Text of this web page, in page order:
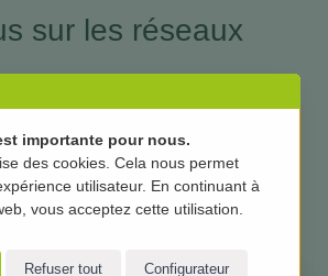
sur les réseaux
importante pour nous.
des cookies. Cela nous permet
utilisateur. En continuant à
vous acceptez cette utilisation.